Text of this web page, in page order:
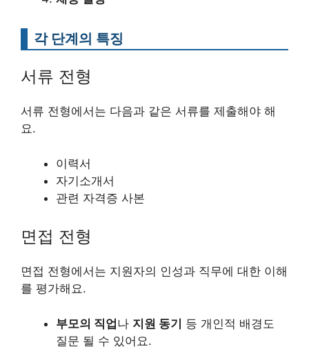
각 단계의 특징
서류 전형
서류 전형에서는 다음과 같은 서류를 제출해야 해
요.
이력서
자기소개서
관련 자격증 사본
면접 전형
면접 전형에서는 지원자의 인성과 직무에 대한 이해
를 평가해요.
부모의 직업나 지원 동기 등 개인적 배경도
질문 될 수 있어요.